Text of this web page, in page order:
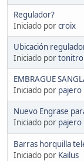
Regulador?
Iniciado porcroix
Ubicación
Iniciado por
EMBRAGUE
Iniciado por pajero
Nuevo Engrase
Iniciado por pajero
Barras horquilla
Iniciado por Kailus